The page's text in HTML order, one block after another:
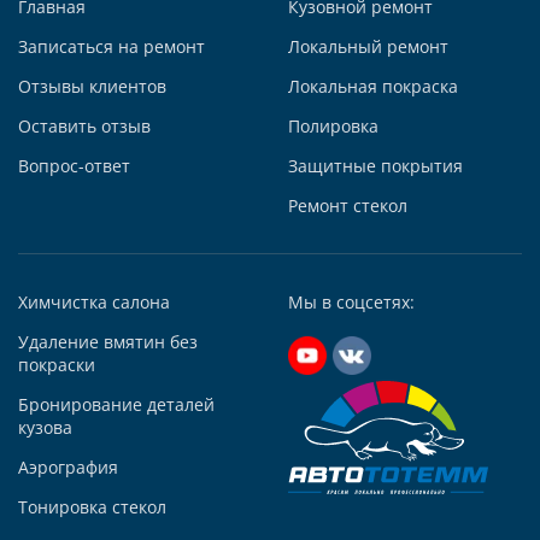
121059, г. Москва, ул. Киевская, д. 14, стр. 3
+7 (495) 927-56-51
Telegram
Заказать звонок
Построить маршрут
Главная
Записаться на ремонт
Отзывы клиентов
Оставить отзыв
Вопрос-ответ
Кузовной ремонт
Локальный ремонт
Локальная покраска
Полировка
Защитные покрытия
Ремонт стекол
Химчистка салона
Удаление вмятин без
покраски
Бронирование деталей
кузова
Аэрография
Тонировка стекол
Мы в соцсетях: